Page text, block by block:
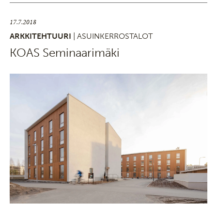
17.7.2018
ARKKITEHTUURI
| ASUINKERROSTALOT
KOAS Seminaarimäki